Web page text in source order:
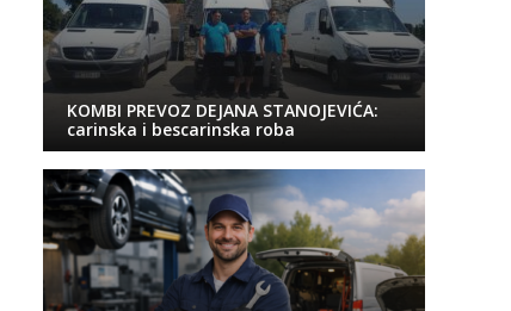
KOMBI PREVOZ DEJANA STANOJEVIĆA:
carinska i bescarinska roba